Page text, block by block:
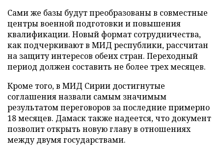
Сами же базы будут преобразованы в совместные
центры военной подготовки и повышения
квалификации. Новый формат сотрудничества,
как подчеркивают в МИД республики, рассчитан
на защиту интересов обеих стран. Переходный
период должен составить не более трех месяцев.
Кроме того, в МИД Сирии достигнутые
соглашения назвали самым значимым
результатом переговоров за последние примерно
18 месяцев. Дамаск также надеется, что документ
позволит открыть новую главу в отношениях
между двумя государствами.